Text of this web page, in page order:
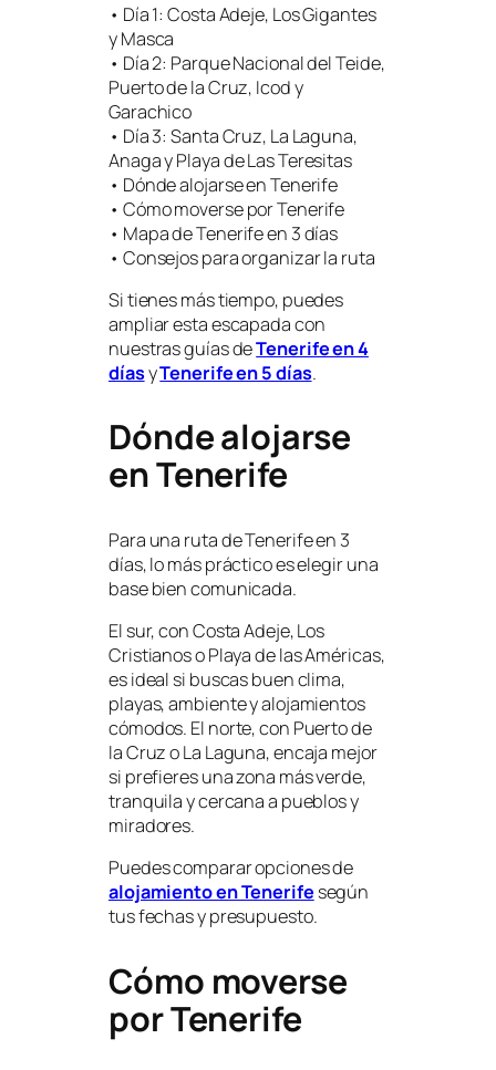
• Día 1: Costa Adeje, Los Gigantes
y Masca
• Día 2: Parque Nacional del Teide,
Puerto de la Cruz, Icod y
Garachico
• Día 3: Santa Cruz, La Laguna,
Anaga y Playa de Las Teresitas
• Dónde alojarse en Tenerife
• Cómo moverse por Tenerife
• Mapa de Tenerife en 3 días
• Consejos para organizar la ruta
Si tienes más tiempo, puedes
ampliar esta escapada con
nuestras guías deTenerife en 4
díasyTenerife en 5 días.
Dónde alojarse
en Tenerife
Para una ruta de Tenerife en 3
días, lo más práctico es elegir una
base bien comunicada.
El sur, con Costa Adeje, Los
Cristianos o Playa de las Américas,
es ideal si buscas buen clima,
playas, ambiente y alojamientos
cómodos. El norte, con Puerto de
la Cruz o La Laguna, encaja mejor
si prefieres una zona más verde,
tranquila y cercana a pueblos y
miradores.
Puedes comparar opciones de
alojamiento en Tenerifesegún
tus fechas y presupuesto.
Cómo moverse
por Tenerife